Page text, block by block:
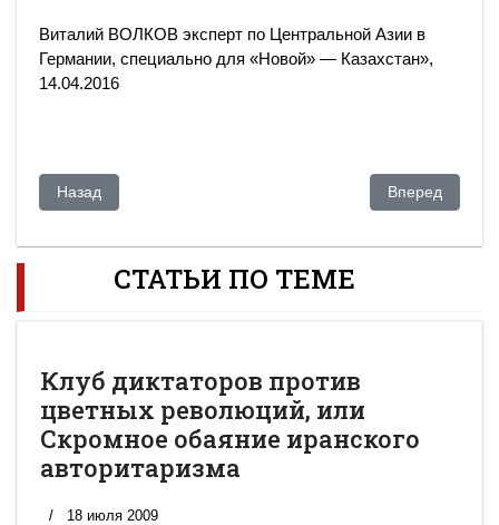
Виталий ВОЛКОВ эксперт по Центральной Азии в
Германии, специально для «Новой» — Казахстан»,
14.04.2016
Предыдущий: Акежан Кажегельдин: Президент знает, как
Назад Следующий:
Вперед
СТАТЬИ ПО ТЕМЕ
Клуб диктаторов против
цветных революций, или
Скромное обаяние иранского
авторитаризма
18 июля 2009